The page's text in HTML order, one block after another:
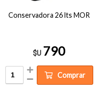
Conservadora 26 lts MOR
$U 790
Comprar